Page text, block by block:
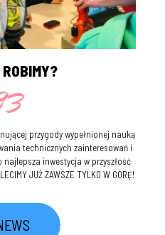
przygody wypełnionej nauką
technicznych zainteresowań i
inwestycja w przyszłość
JUŻ ZAWSZE TYLKO W GÓRĘ!